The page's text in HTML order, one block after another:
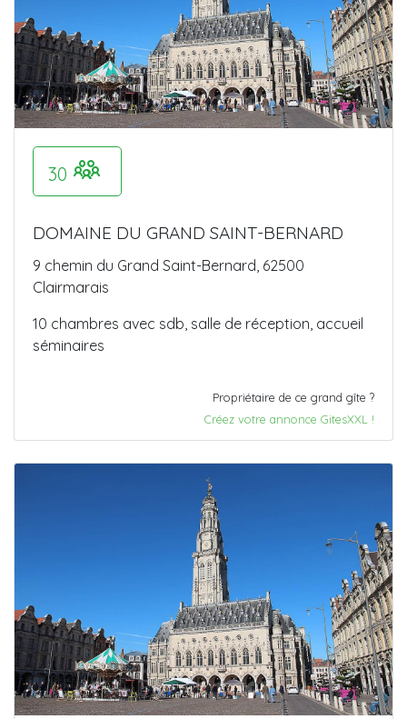
30
DOMAINE DU GRAND SAINT-BERNARD
9 chemin du Grand Saint-Bernard, 62500
Clairmarais
10 chambres avec sdb, salle de réception, accueil
séminaires
Propriétaire de ce grand gîte ?
Créez votre annonce GitesXXL !